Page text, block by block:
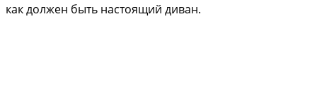
как должен быть настоящий диван.